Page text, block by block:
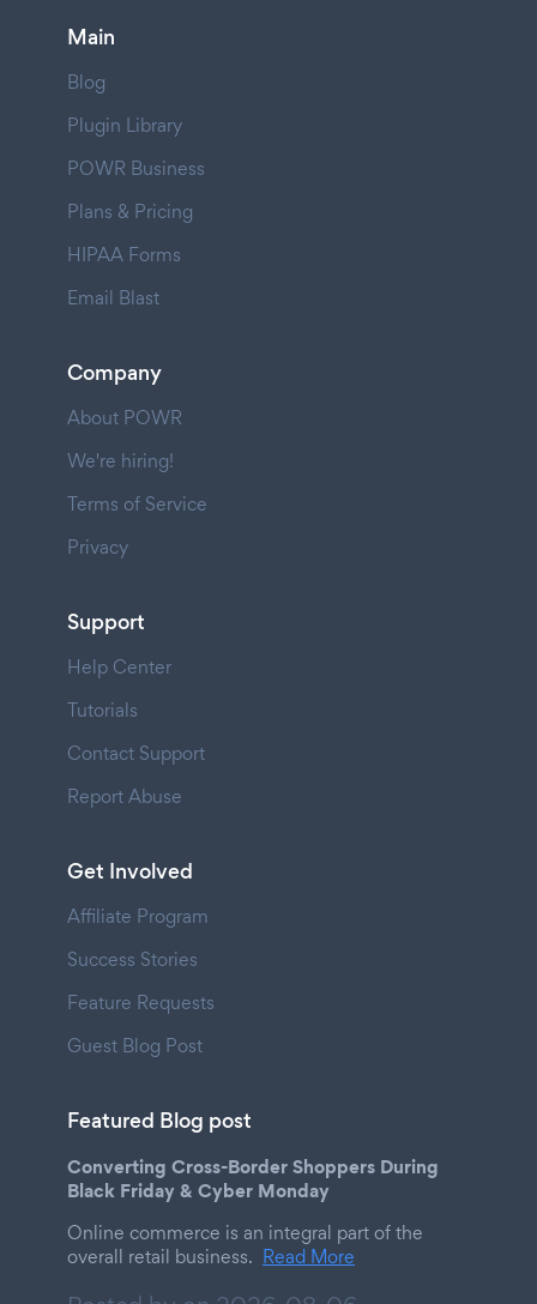
Main
Blog
Plugin Library
POWR Business
Plans & Pricing
HIPAA Forms
Email Blast
Company
About POWR
We're hiring!
Terms of Service
Privacy
Support
Help Center
Tutorials
Contact Support
Report Abuse
Get Involved
Affiliate Program
Success Stories
Feature Requests
Guest Blog Post
Featured Blog post
Converting Cross-Border Shoppers During
Black Friday & Cyber Monday
Online commerce is an integral part of the
overall retail business. Read More